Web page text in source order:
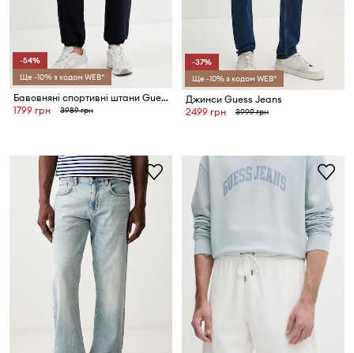
-54%
Ще -10% з кодом WEB*
Бавовняні спортивні штани Guess Jeans
1799 грн
3989 грн
-37%
Ще -10% з кодом WEB*
Джинси Guess Jeans
2499 грн
3999 грн